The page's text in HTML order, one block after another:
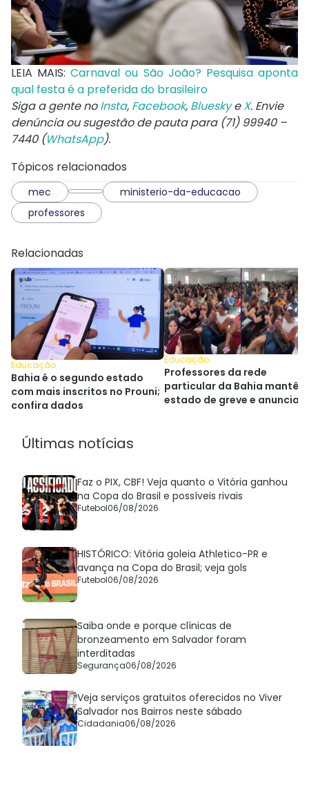
LEIA MAIS:Carnaval ou São João? Pesquisa aponta
qual festa é a preferida do brasileiro
Siga a gente noInsta, Facebook, BlueskyeX. Envie
denúncia ou sugestão de pauta para (71) 99940 –
7440 (WhatsApp).
Tópicos relacionados
mec
ministerio-da-educacao
professores
Relacionadas
Educação
Bahia é o segundo estado
com mais inscritos no Prouni;
confira dados
Educação
Professores da rede
particular da Bahia mantêm
estado de greve e anunciam
Últimas notícias
Faz o PIX, CBF! Veja quanto o Vitória ganhou
na Copa do Brasil e possíveis rivais
Futebol06/08/2026
HISTÓRICO: Vitória goleia Athletico-PR e
avança na Copa do Brasil; veja gols
Futebol06/08/2026
Saiba onde e porque clínicas de
bronzeamento em Salvador foram
interditadas
Segurança06/08/2026
Veja serviços gratuitos oferecidos no Viver
Salvador nos Bairros neste sábado
Cidadania06/08/2026